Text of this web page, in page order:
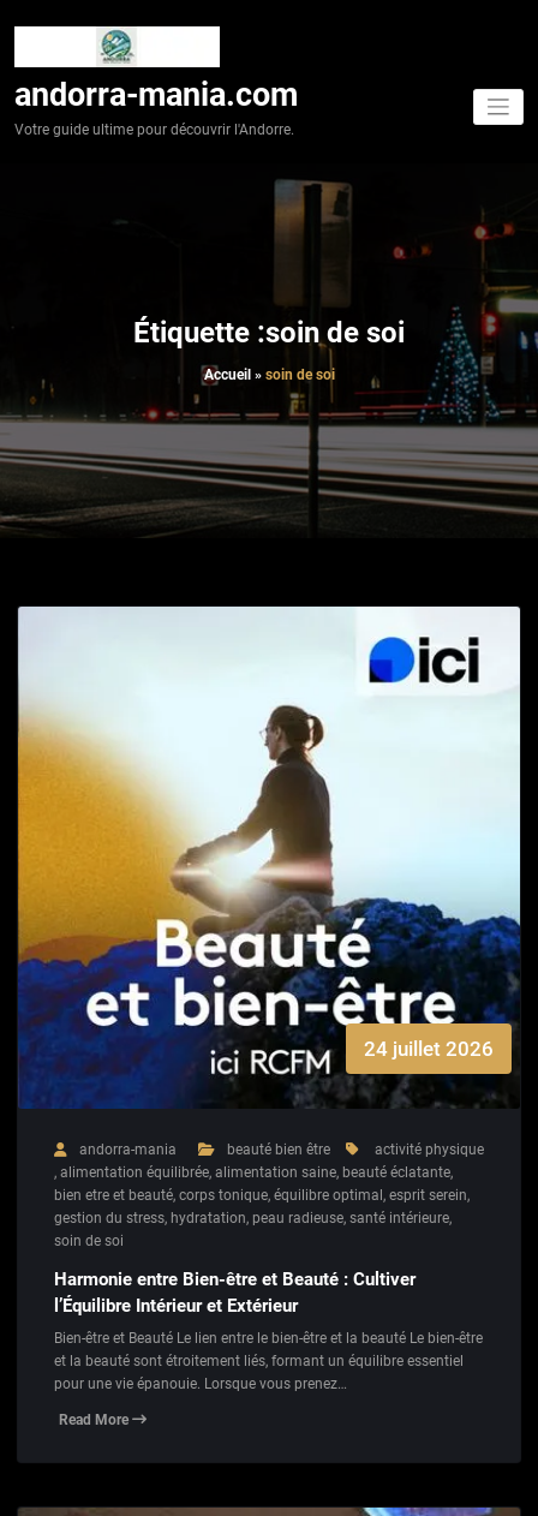
andorra-mania.com
Votre guide ultime pour découvrir l'Andorre.
Étiquette :soin de soi
Accueil » soin de soi
24 juillet 2026
andorra-mania beauté bien être
activité physique
, alimentation équilibrée, alimentation saine, beauté éclatante,
bien etre et beauté, corps tonique, équilibre optimal , esprit serein,
gestion du stress, hydratation, peau radieuse, santé intérieure,
soin de soi
Harmonie entre Bien-être et Beauté : Cultiver
l’Équilibre Intérieur et Extérieur
Bien-être et Beauté Le lien entre le bien-être et la beauté Le bien-être
et la beauté sont étroitement liés, formant un équilibre essentiel
pour une vie épanouie. Lorsque vous prenez…
Read More